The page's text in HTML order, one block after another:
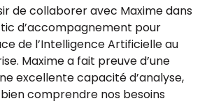
de collaborer avec Maxime dans
d’accompagnement pour
de l’Intelligence Artificielle au
Maxime a fait preuve d’une
excellente capacité d’analyse,
comprendre nos besoins